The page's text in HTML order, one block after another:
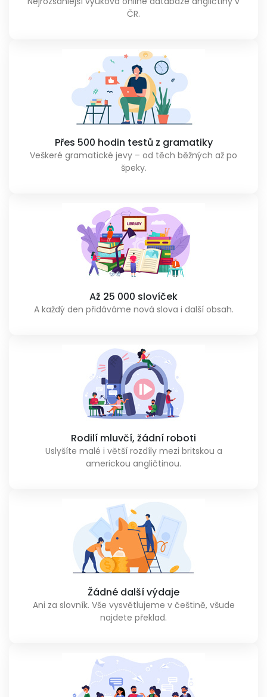
ČR.
Přes 500 hodin testů z gramatiky
Veškeré gramatické jevy – od těch běžných až po
špeky.
Až 25 000 slovíček
A každý den přidáváme nová slova i další obsah.
Rodilí mluvčí, žádní roboti
Uslyšíte malé i větší rozdíly mezi britskou a
americkou angličtinou.
Žádné další výdaje
Ani za slovník. Vše vysvětlujeme v češtině, všude
najdete překlad.